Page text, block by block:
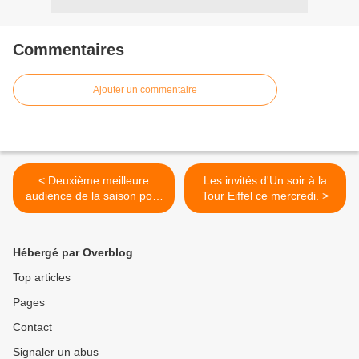
Commentaires
Ajouter un commentaire
< Deuxième meilleure
audience de la saison pour
Scènes de ménages.
Les invités d'Un soir à la
Tour Eiffel ce mercredi. >
Hébergé par Overblog
Top articles
Pages
Contact
Signaler un abus